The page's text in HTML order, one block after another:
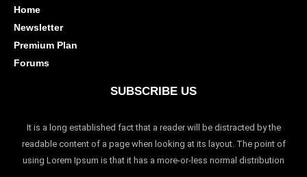
Home
Newsletter
Premium Plan
Forums
SUBSCRIBE US
It is a long established fact that a reader will be distracted by the
readable content of a page when looking at its layout. The point of
using Lorem Ipsum is that it has a more-or-less normal distribution